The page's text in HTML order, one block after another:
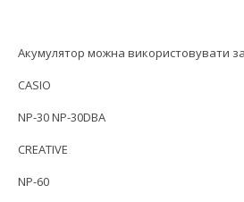
Акумулятор можна використовувати
CASIO
NP-30 NP-30DBA
CREATIVE
NP-60